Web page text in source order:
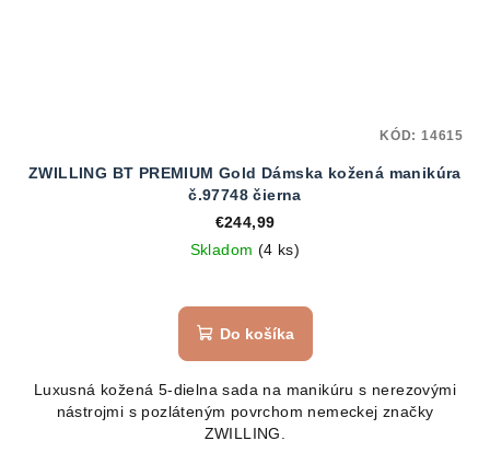
ZWILLING BT PREMIUM Gold Dámska kožená manikúra
č.97748 čierna
€244,99
Skladom (4 ks)
Do košíka
Luxusná kožená 5-dielna sada na manikúru s nerezovými
nástrojmi s pozláteným povrchom nemeckej značky
ZWILLING.
KÓD: 14615